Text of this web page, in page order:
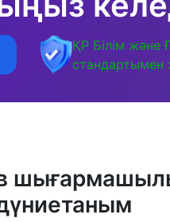
ҚР Білім және
стандартымен